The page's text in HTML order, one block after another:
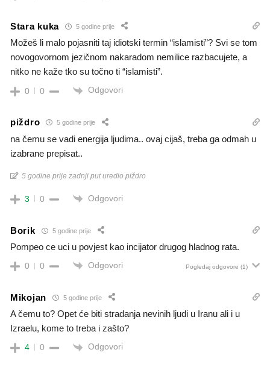
Stara kuka 5 godine prije
Možeš li malo pojasniti taj idiotski termin “islamisti”? Svi se tom
novogovornom jezičnom nakaradom nemilice razbacujete, a
nitko ne kaže tko su točno ti “islamisti”.
0 0 Odgovori
piždro 5 godine prije
na čemu se vadi energija ljudima.. ovaj cijaš, treba ga odmah u
izabrane prepisat..
5 godine prije zadnji put uredio piždro
3 0 Odgovori
Borik 5 godine prije
Pompeo ce uci u povjest kao incijator drugog hladnog rata.
0 0 Odgovori Pogledaj odgovore (1)
Mikojan 5 godine prije
A čemu to? Opet će biti stradanja nevinih ljudi u Iranu ali i u
Izraelu, kome to treba i zašto?
4 0 Odgovori